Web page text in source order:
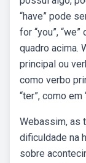
“have” pode
for “you”,
quadro acima.
principal ou
como verbo
“ter”, como em
Webassim, as
dificuldade na
sobre